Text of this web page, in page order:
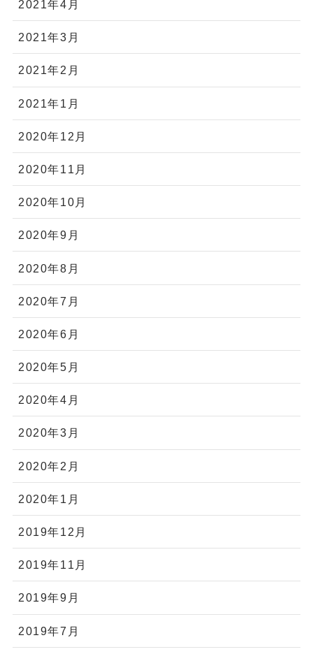
2021年4月
2021年3月
2021年2月
2021年1月
2020年12月
2020年11月
2020年10月
2020年9月
2020年8月
2020年7月
2020年6月
2020年5月
2020年4月
2020年3月
2020年2月
2020年1月
2019年12月
2019年11月
2019年9月
2019年7月